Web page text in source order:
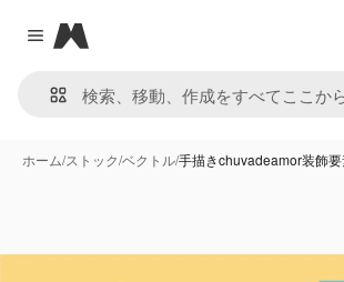
Close menu
Magnific
ホーム/ストック/ベクトル/手描きchuvadeamor装飾